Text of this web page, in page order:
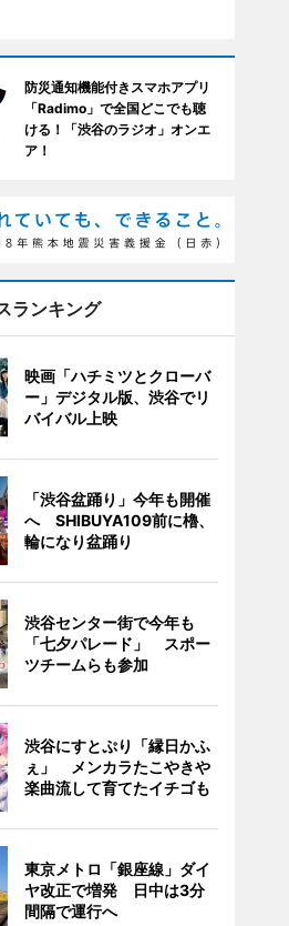
防災通知機能付きスマホアプリ
「Radimo」で全国どこでも聴
ける！「渋谷のラジオ」オンエ
ア！
ランキング
映画「ハチミツとクローバ
ー」デジタル版、渋谷でリ
バイバル上映
「渋谷盆踊り」今年も開催
へ SHIBUYA109前に櫓、
輪になり盆踊り
渋谷センター街で今年も
「七夕パレード」 スポー
ツチームらも参加
渋谷にすとぷり「縁日かふ
ぇ」 メンカラたこやきや
楽曲流して育てたイチゴも
東京メトロ「銀座線」ダイ
ヤ改正で増発 日中は3分
間隔で運行へ